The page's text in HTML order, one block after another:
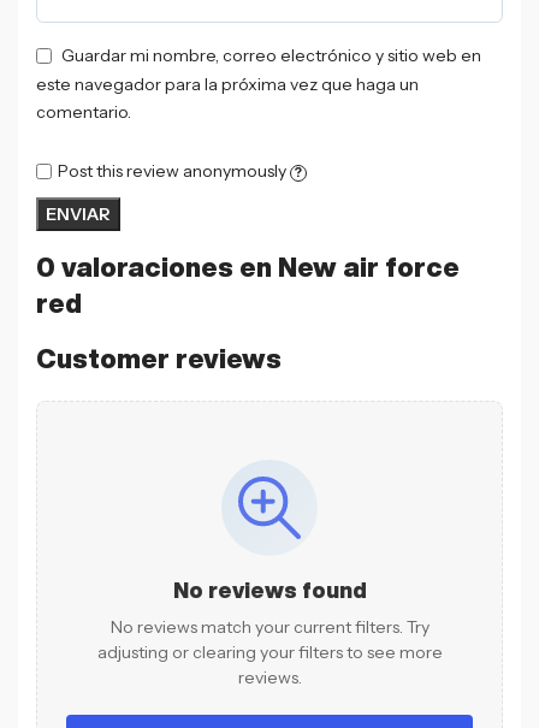
0 valoraciones en New air force
red
Customer reviews
No reviews found
No reviews match your current filters. Try
adjusting or clearing your filters to see more
reviews.
Guardar mi nombre, correo electrónico y sitio web en
este navegador para la próxima vez que haga un
comentario.
Post this review anonymously ?